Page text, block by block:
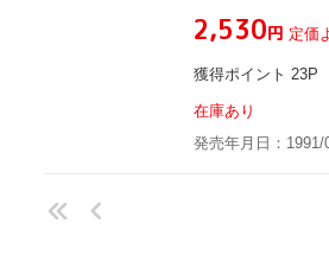
¥2,530円 定価
獲得ポイント 23P
在庫あり
発売年月日：1991/